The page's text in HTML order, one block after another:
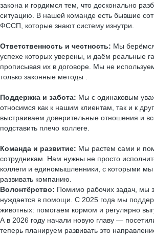
закона и гордимся тем, что досконально
ситуацию. В нашей команде есть бывшие
ФССП, которые знают систему изнутри.
Ответственность и честность: Мы берёмся
успехе которых уверены, и даём реальные
прописывая их в договоре. Мы не
только законные методы .
Поддержка и забота: Мы с одинаковым
относимся как к нашим клиентам, так и к
выстраиваем доверительные отношения и
подставить плечо коллеге.
Команда и развитие: Мы растем сами и
сотрудникам. Нам нужны не просто
коллеги и единомышленники, с которыми
развивать компанию.​​​​​​​
Волонтёрство: Помимо рабочих задач, мы
нуждается в помощи. С 2025 года мы
животных: помогаем кормом и регулярно
А в 2026 году начали новую главу —
теперь планируем развивать это